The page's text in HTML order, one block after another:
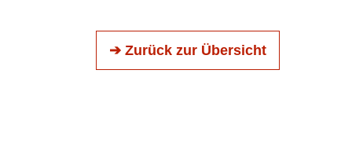
➔ Zurück zur Übersicht